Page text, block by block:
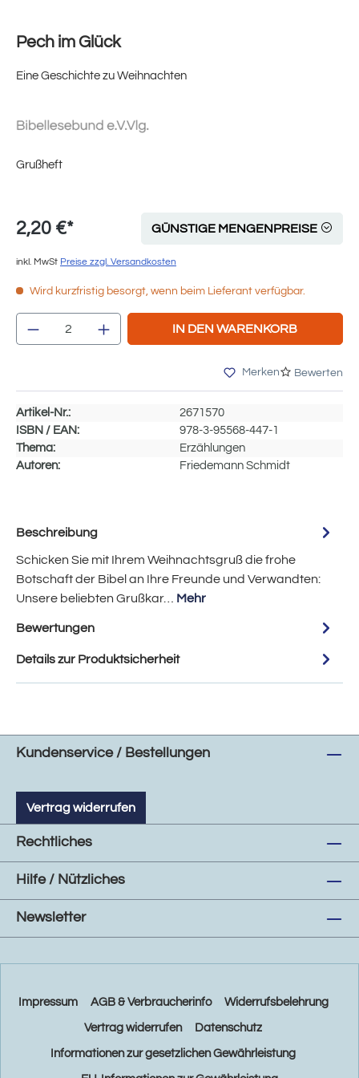
Pech im Glück
Eine Geschichte zu Weihnachten
Grußheft
2,20 €* GÜNSTIGE MENGENPREISE
inkl. MwSt Preise zzgl. Versandkosten
Wird kurzfristig besorgt, wenn beim Lieferant verfügbar.
Produkt Anzahl: Gib den gewünschten
IN DEN WARENKORB
Merken Bewerten
Artikel-Nr.:
2671570
ISBN / EAN:
978-3-95568-447-1
Thema:
Erzählungen
Autoren:
Friedemann Schmidt
Beschreibung
Schicken Sie mit Ihrem Weihnachtsgruß die frohe
Botschaft der Bibel an Ihre Freunde und Verwandten:
Unsere beliebten Grußkar… Mehr
Bewertungen
Details zur Produktsicherheit
Kundenservice / Bestellungen
Vertrag widerrufen
Rechtliches
Hilfe / Nützliches
Newsletter
Impressum AGB & Verbraucherinfo Widerrufsbelehrung
Vertrag widerrufen Datenschutz
Informationen zur gesetzlichen Gewährleistung